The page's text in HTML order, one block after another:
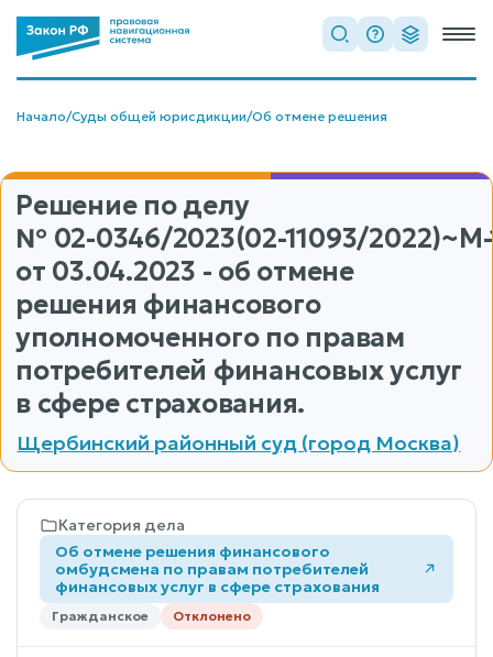
Начало/Суды общей юрисдикции/Об отмене решения
Решение по делу
№ 02-0346/2023(02-11093/
от 03.04.2023 - об отмене
решения финансового
уполномоченного по правам
потребителей финансовых услуг
в сфере страхования.
Щербинский районный суд (город Москва)
Категория дела
Об отмене решения финансового
омбудсмена по правам потребителей
финансовых услуг в сфере страхования
Гражданское Отклонено